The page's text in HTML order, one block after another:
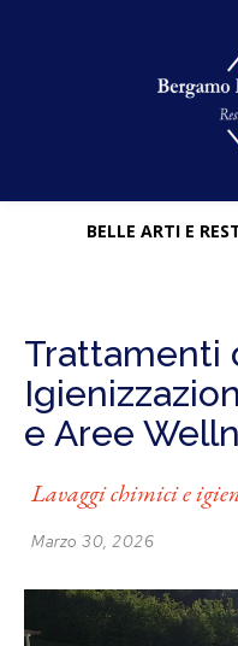
BELLE ARTI E
Trattamenti
e Aree
Lavaggi chimici e
Marzo 30, 2026